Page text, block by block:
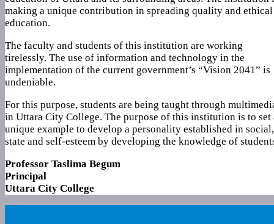
making a unique contribution in spreading quality and ethical
education.
The faculty and students of this institution are working
tirelessly. The use of information and technology in the
implementation of the current government’s “Vision 2041” is
undeniable.
For this purpose, students are being taught through
in Uttara City College. The purpose of this institution is to set
unique example to develop a personality established in social,
state and self-esteem by developing the knowledge of
Professor Taslima Begum
Principal
Uttara City College